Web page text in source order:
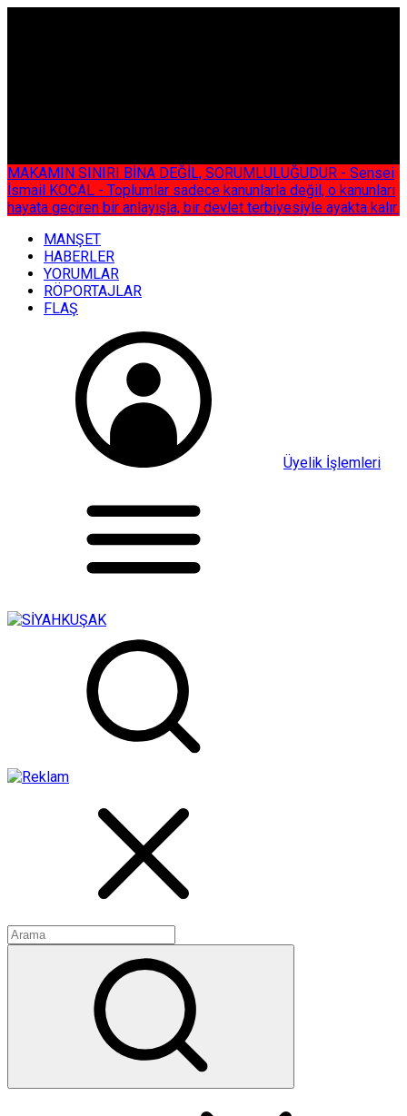
MAKAMIN SINIRI BİNA DEĞİL, SORUMLULUĞUDUR - Sensei
İsmail KOCAL - Toplumlar sadece kanunlarla değil, o kanunları
hayata geçiren bir anlayışla, bir devlet terbiyesiyle ayakta kalır.
MANŞET
HABERLER
YORUMLAR
RÖPORTAJLAR
FLAŞ
Üyelik İşlemleri